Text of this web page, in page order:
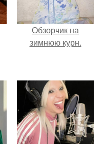
Обзорчик на
зимнюю курн.